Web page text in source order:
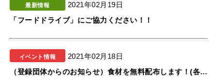
最新情報
2021年02月19日
「フードドライブ」にご協力ください！！
イベント情報
2021年02月18日
（登録団体からのお知らせ）食材を無料配布します！(各日１００食)